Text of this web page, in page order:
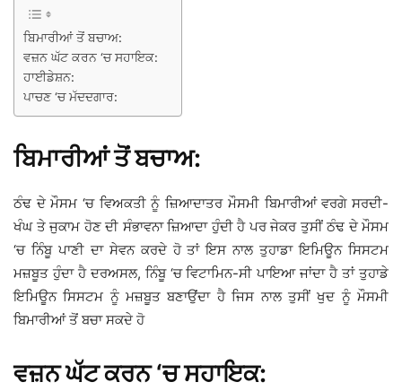
ਬਿਮਾਰੀਆਂ ਤੋਂ ਬਚਾਅ:
ਵਜ਼ਨ ਘੱਟ ਕਰਨ ‘ਚ ਸਹਾਇਕ:
ਹਾਈਡੇਸ਼ਨ:
ਪਾਚਣ ‘ਚ ਮੱਦਦਗਾਰ:
ਬਿਮਾਰੀਆਂ ਤੋਂ ਬਚਾਅ:
ਠੰਢ ਦੇ ਮੌਸਮ ‘ਚ ਵਿਅਕਤੀ ਨੂੰ ਜ਼ਿਆਦਾਤਰ ਮੌਸਮੀ ਬਿਮਾਰੀਆਂ ਵਰਗੇ ਸਰਦੀ-
ਖੰਘ ਤੇ ਜੁਕਾਮ ਹੋਣ ਦੀ ਸੰਭਾਵਨਾ ਜ਼ਿਆਦਾ ਹੁੰਦੀ ਹੈ ਪਰ ਜੇਕਰ ਤੁਸੀਂ ਠੰਢ ਦੇ ਮੌਸਮ
‘ਚ ਨਿੰਬੂ ਪਾਣੀ ਦਾ ਸੇਵਨ ਕਰਦੇ ਹੋ ਤਾਂ ਇਸ ਨਾਲ ਤੁਹਾਡਾ ਇਮਿਊਨ ਸਿਸਟਮ
ਮਜ਼ਬੂਤ ਹੁੰਦਾ ਹੈ ਦਰਅਸਲ, ਨਿੰਬੂ ‘ਚ ਵਿਟਾਮਿਨ-ਸੀ ਪਾਇਆ ਜਾਂਦਾ ਹੈ ਤਾਂ ਤੁਹਾਡੇ
ਇਮਿਊਨ ਸਿਸਟਮ ਨੂੰ ਮਜ਼ਬੂਤ ਬਣਾਉਂਦਾ ਹੈ ਜਿਸ ਨਾਲ ਤੁਸੀਂ ਖੁਦ ਨੂੰ ਮੌਸਮੀ
ਬਿਮਾਰੀਆਂ ਤੋਂ ਬਚਾ ਸਕਦੇ ਹੋ
ਵਜ਼ਨ ਘੱਟ ਕਰਨ ‘ਚ ਸਹਾਇਕ: